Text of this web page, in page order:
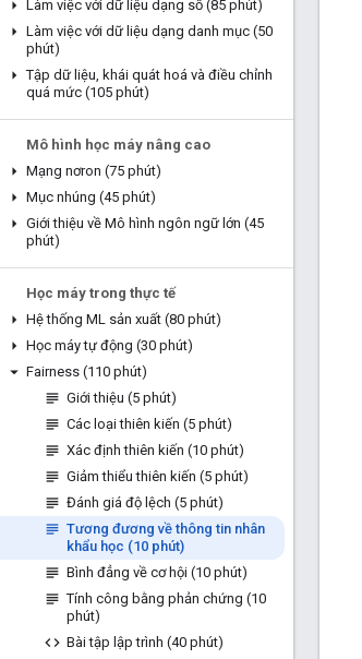
Làm việc với dữ liệu dạng số (85 phút)
Làm việc với dữ liệu dạng danh mục (50
phút)
Tập dữ liệu, khái quát hoá và điều chỉnh
quá mức (105 phút)
Mô hình học máy nâng cao
Mạng nơron (75 phút)
Mục nhúng (45 phút)
Giới thiệu về Mô hình ngôn ngữ lớn (45
phút)
Học máy trong thực tế
Hệ thống ML sản xuất (80 phút)
Học máy tự động (30 phút)
Fairness (110 phút)
Giới thiệu (5 phút)
Các loại thiên kiến (5 phút)
Xác định thiên kiến (10 phút)
Giảm thiểu thiên kiến (5 phút)
Đánh giá độ lệch (5 phút)
Tương đương về thông tin nhân
khẩu học (10 phút)
Bình đẳng về cơ hội (10 phút)
Tính công bằng phản chứng (10
phút)
Bài tập lập trình (40 phút)